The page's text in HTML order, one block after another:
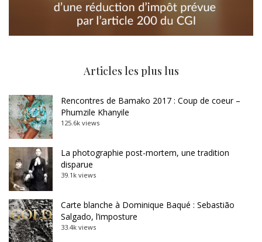
Articles les plus lus
Rencontres de Bamako 2017 : Coup de coeur –
Phumzile Khanyile
125.6k views
La photographie post-mortem, une tradition
disparue
39.1k views
Carte blanche à Dominique Baqué : Sebastião
Salgado, l’imposture
33.4k views